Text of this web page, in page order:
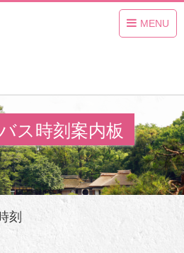
MENU
ス時刻案内板
刻